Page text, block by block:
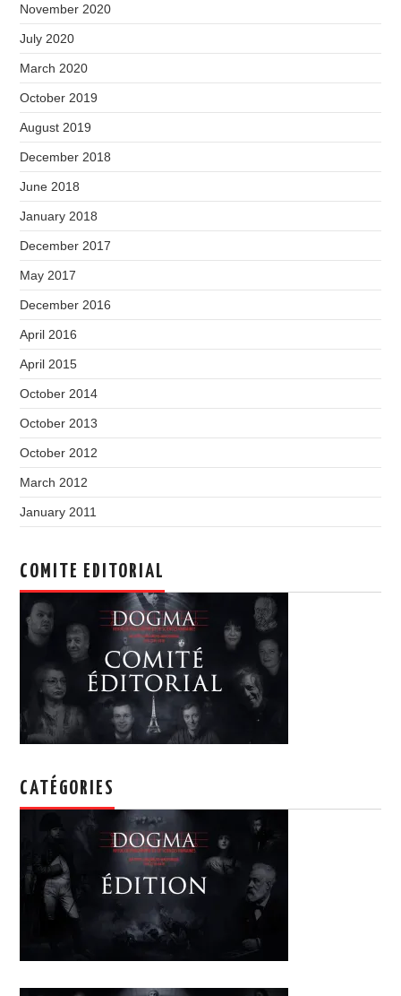
November 2020
July 2020
March 2020
October 2019
August 2019
December 2018
June 2018
January 2018
December 2017
May 2017
December 2016
April 2016
April 2015
October 2014
October 2013
October 2012
March 2012
January 2011
COMITE EDITORIAL
CATÉGORIES